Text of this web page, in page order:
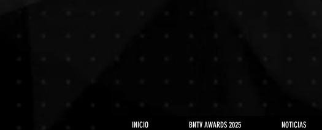
INICIO BNTV AWARDS 2025 NOTICIAS